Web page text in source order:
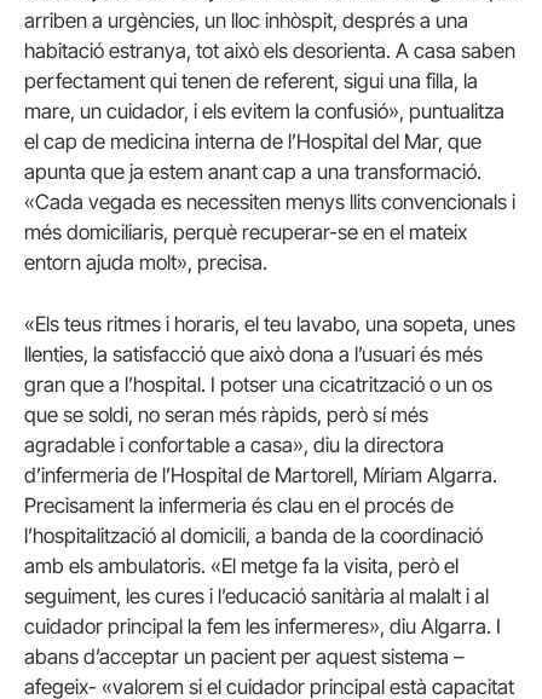
arriben a urgències, un lloc inhòspit, després a una
habitació estranya, tot això els desorienta. A casa saben
perfectament qui tenen de referent, sigui una filla, la
mare, un cuidador, i els evitem la confusió», puntualitza
el cap de medicina interna de l’Hospital del Mar, que
apunta que ja estem anant cap a una transformació.
«Cada vegada es necessiten menys llits convencionals i
més domiciliaris, perquè recuperar-se en el mateix
entorn ajuda molt», precisa.
«Els teus ritmes i horaris, el teu lavabo, una sopeta, unes
llenties, la satisfacció que això dona a l’usuari és més
gran que a l’hospital. I potser una cicatrització o un os
que se soldi, no seran més ràpids, però sí més
agradable i confortable a casa», diu la directora
d’infermeria de l’Hospital de Martorell, Míriam Algarra.
Precisament la infermeria és clau en el procés de
l’hospitalització al domicili, a banda de la coordinació
amb els ambulatoris. «El metge fa la visita, però el
seguiment, les cures i l’educació sanitària al malalt i al
cuidador principal la fem les infermeres», diu Algarra. I
abans d’acceptar un pacient per aquest sistema –
afegeix- «valorem si el cuidador principal està capacitat